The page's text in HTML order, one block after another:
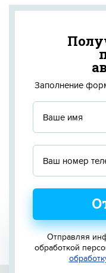
Заполнение
Отправляя
обработкой